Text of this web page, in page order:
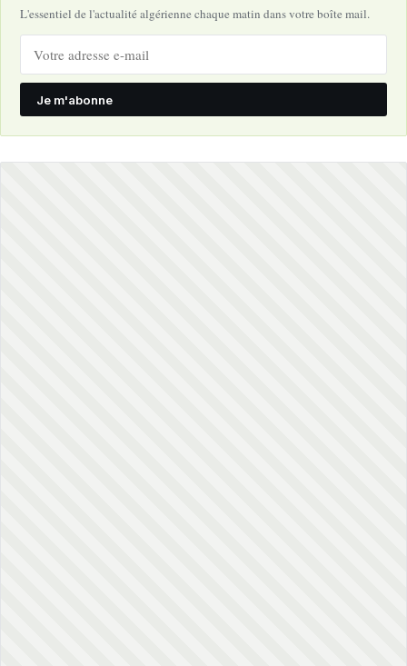
L'essentiel de l'actualité algérienne chaque matin dans votre boîte mail.
Je m'abonne